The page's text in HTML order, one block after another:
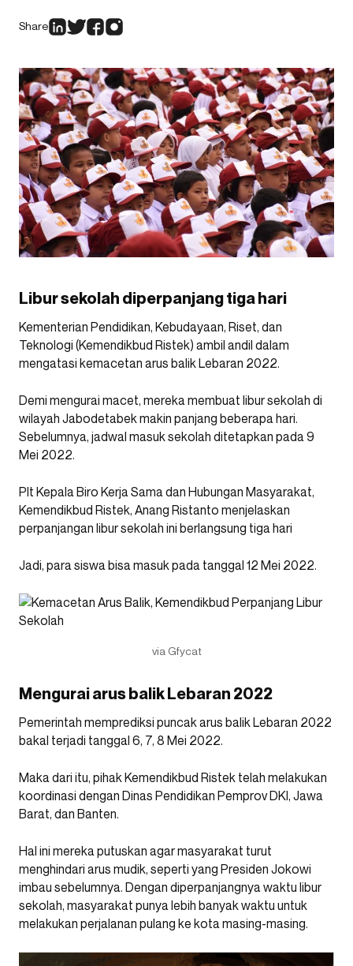
Share
Libur sekolah diperpanjang tiga hari
Kementerian Pendidikan, Kebudayaan, Riset, dan
Teknologi (Kemendikbud Ristek) ambil andil dalam
mengatasi kemacetan arus balik Lebaran 2022.
Demi mengurai macet, mereka membuat libur sekolah di
wilayah Jabodetabek makin panjang beberapa hari.
Sebelumnya, jadwal masuk sekolah ditetapkan pada 9
Mei 2022.
Plt Kepala Biro Kerja Sama dan Hubungan Masyarakat,
Kemendikbud Ristek, Anang Ristanto menjelaskan
perpanjangan libur sekolah ini berlangsung tiga hari
Jadi, para siswa bisa masuk pada tanggal 12 Mei 2022.
via Gfycat
Mengurai arus balik Lebaran 2022
Pemerintah memprediksi puncak arus balik Lebaran 2022
bakal terjadi tanggal 6, 7, 8 Mei 2022.
Maka dari itu, pihak Kemendikbud Ristek telah melakukan
koordinasi dengan Dinas Pendidikan Pemprov DKI, Jawa
Barat, dan Banten.
Hal ini mereka putuskan agar masyarakat turut
menghindari arus mudik, seperti yang Presiden Jokowi
imbau sebelumnya. Dengan diperpanjangnya waktu libur
sekolah, masyarakat punya lebih banyak waktu untuk
melakukan perjalanan pulang ke kota masing-masing.